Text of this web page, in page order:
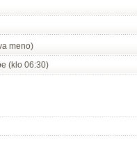
meno)
(klo 06:30)